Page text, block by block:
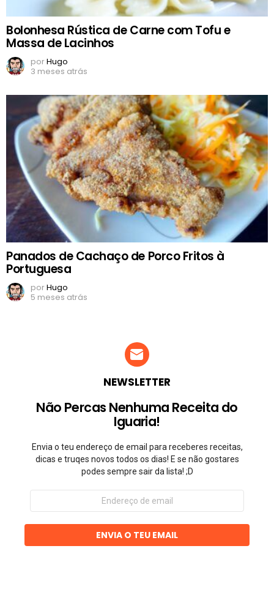
Bolonhesa Rústica de Carne com Tofu e
Massa de Lacinhos
porHugo
3 meses atrás
Panados de Cachaço de Porco Fritos à
Portuguesa
porHugo
5 meses atrás
NEWSLETTER
Não Percas Nenhuma Receita do
Iguaria!
Envia o teu endereço de email para receberes receitas,
dicas e truqes novos todos os dias! E se não gostares
podes sempre sair da lista! ;D
Endereço
email
ENVIA O TEU EMAIL